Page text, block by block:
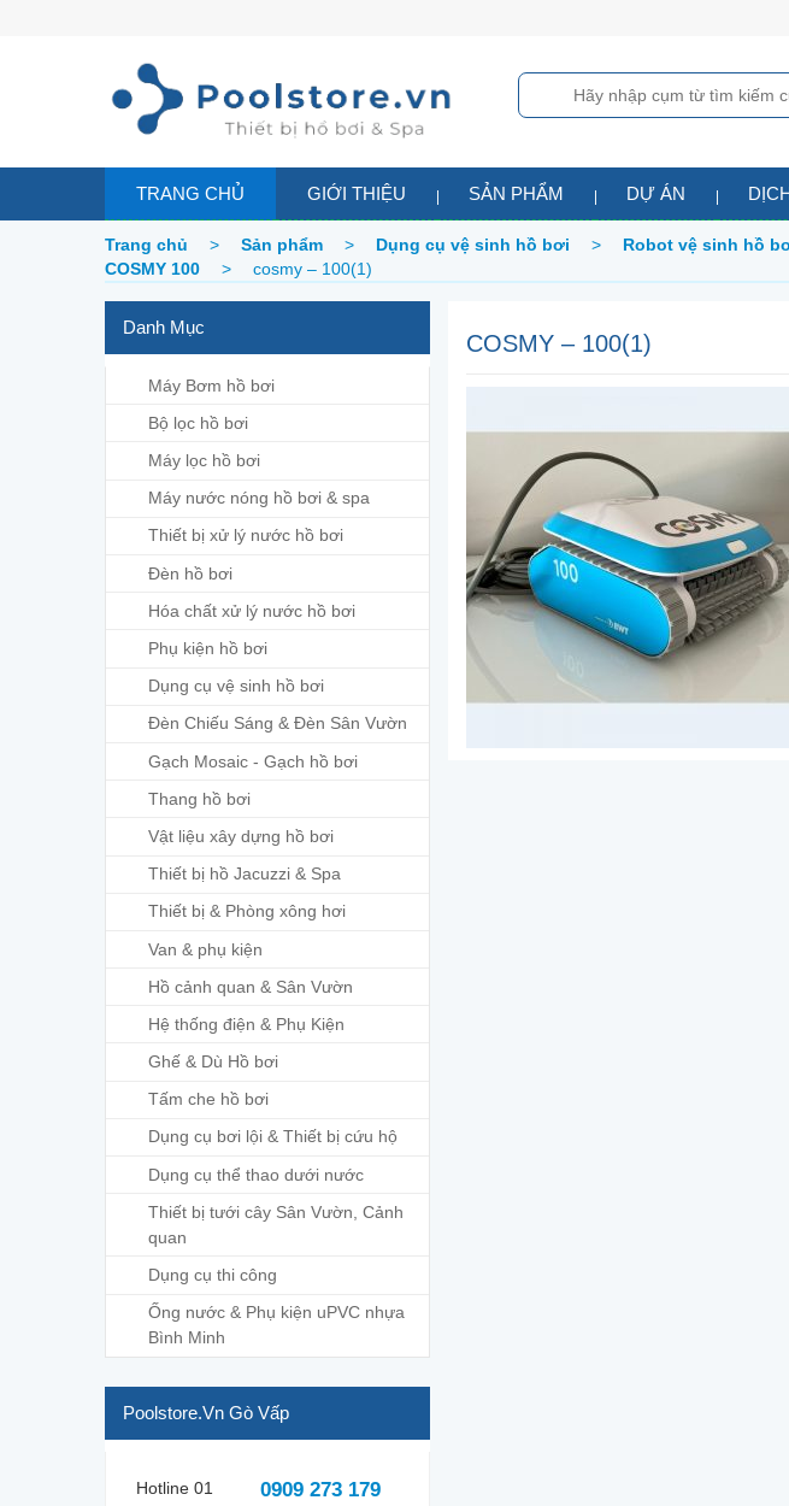
TRANG CHỦ GIỚI THIỆU SẢN PHẨM DỰ ÁN
Trang chủ > Sản phẩm > Dụng cụ vệ sinh hồ bơi > Robot vệ sinh hồ
COSMY 100
> cosmy – 100(1)
Danh Mục
Máy Bơm hồ bơi
Bộ lọc hồ bơi
Máy lọc hồ bơi
Máy nước nóng hồ bơi & spa
Thiết bị xử lý nước hồ bơi
Đèn hồ bơi
Hóa chất xử lý nước hồ bơi
Phụ kiện hồ bơi
Dụng cụ vệ sinh hồ bơi
Đèn Chiếu Sáng & Đèn Sân Vườn
Gạch Mosaic - Gạch hồ bơi
Thang hồ bơi
Vật liệu xây dựng hồ bơi
Thiết bị hồ Jacuzzi & Spa
Thiết bị & Phòng xông hơi
Van & phụ kiện
Hồ cảnh quan & Sân Vườn
Hệ thống điện & Phụ Kiện
Ghế & Dù Hồ bơi
Tấm che hồ bơi
Dụng cụ bơi lội & Thiết bị cứu hộ
Dụng cụ thể thao dưới nước
Thiết bị tưới cây Sân Vườn, Cảnh
quan
Dụng cụ thi công
Ống nước & Phụ kiện uPVC nhựa
Bình Minh
Poolstore.vn Gò Vấp
Hotline 01 0909 273 179
COSMY – 100(1)